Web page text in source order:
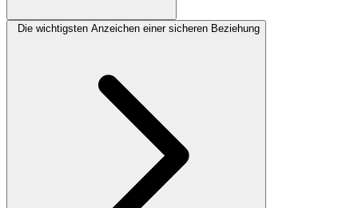
Die wichtigsten Anzeichen einer sicheren Beziehung